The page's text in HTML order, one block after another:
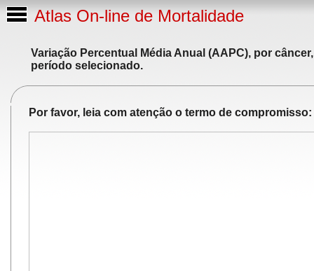
Atlas On-line de Mortalidade
Variação Percentual Média Anual (AAPC), por
período selecionado.
Por favor, leia com atenção o termo de compromisso: